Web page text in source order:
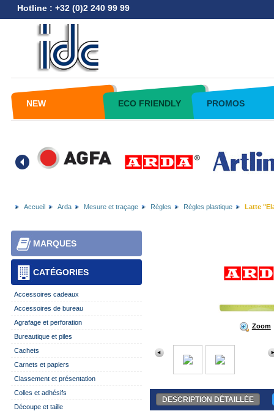
Hotline : +32 (0)2 240 99 99
NEW ECO FRIENDLY PROMOS
Accueil Arda Mesure et traçage Règles Règles plastique Latte
CATÉGORIES
MARQUES
Accessoires cadeaux
Accessoires de bureau
Agrafage et perforation
Bureautique et piles
Cachets
Carnets et papiers
Classement et présentation
Colles et adhésifs
Découpe et taille
Zoom
DESCRIPTION DÉTAILLÉE